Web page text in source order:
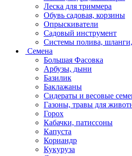
Леска для триммера
Обувь садовая, корзины
Опрыскиватели
Садовый инструмент
Системы полива,
Семена
Большая Фасовка
Арбузы, дыни
Базилик
Баклажаны
Сидераты и весовые
Газоны, травы для
Горох
Кабачки, патиссоны
Капуста
Кориандр
Кукуруза